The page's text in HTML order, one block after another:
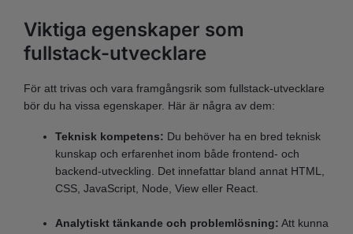
Viktiga egenskaper som
fullstack-utvecklare
För att trivas och vara framgångsrik som fullstack-utvecklare
bör du ha vissa egenskaper. Här är några av dem:
Teknisk kompetens: Du behöver ha en bred teknisk
kunskap och erfarenhet inom både frontend- och
backend-utveckling. Det innefattar bland annat HTML,
CSS, JavaScript, Node, View eller React.
Analytiskt tänkande och problemlösning: Att kunna